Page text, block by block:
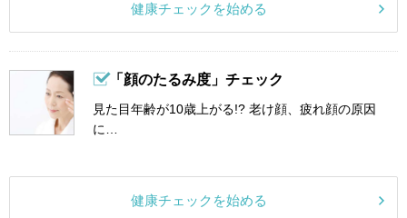
健康チェックを始める
「顔のたるみ度」チェック
見た目年齢が10歳上がる!? 老け顔、疲れ顔の原因
に…
健康チェックを始める